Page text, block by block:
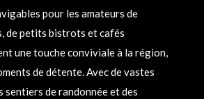
pour les amateurs de
de petits bistrots et cafés
une touche conviviale à la région,
de détente. Avec de vastes
sentiers de randonnée et des